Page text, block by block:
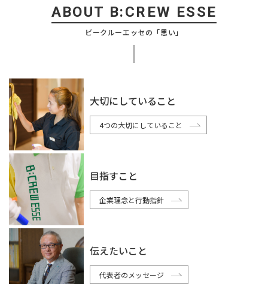
ABOUT B:CREW ESSE
ビークルーエッセの「思い」
大切にしていること
4つの大切にしていること
目指すこと
企業理念と行動指針
伝えたいこと
代表者のメッセージ